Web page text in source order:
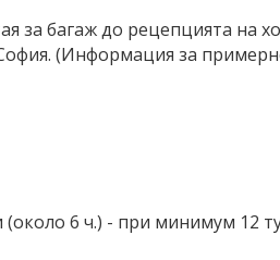
за багаж до рецепцията на
(Информация за
6 ч.) - при минимум 12